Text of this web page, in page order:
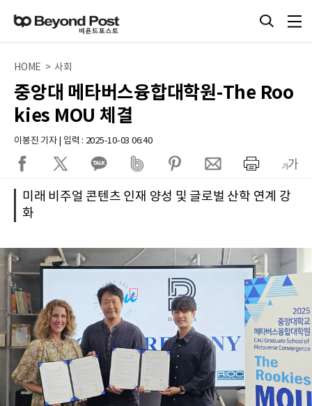
HOME > 사회
중앙대 메타버스융합대학원-The Roo
kies MOU 체결
이봉진 기자 | 입력 : 2025-10-03 06:40
미래 비주얼 콘텐츠 인재 양성 및 글로벌 산학 연계 강
화